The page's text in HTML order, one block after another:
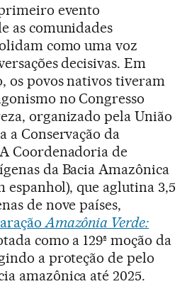
evento
as comunidades
como uma voz
decisivas. Em
os povos nativos tiveram
no Congresso
organizado pela União
Conservação da
Coordenadoria de
da Bacia Amazônica
espanhol), que aglutina 3,5
de nove países,
Amazônia Verde:
como a 129ª moção da
a proteção de pelo
amazônica até 2025.